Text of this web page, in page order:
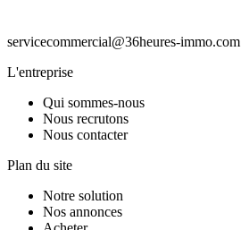
servicecommercial@36heures-immo.com
L'entreprise
Qui sommes-nous
Nous recrutons
Nous contacter
Plan du site
Notre solution
Nos annonces